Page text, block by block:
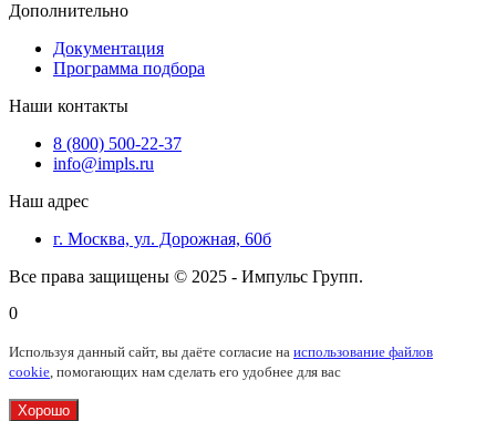
Дополнительно
Документация
Программа подбора
Наши контакты
8 (800) 500-22-37
info@impls.ru
Наш адрес
г. Москва, ул. Дорожная, 60б
Все права защищены © 2025 - Импульс Групп.
0
Используя данный сайт, вы даёте согласие на использование файлов
cookie, помогающих нам сделать его удобнее для вас
Хорошо